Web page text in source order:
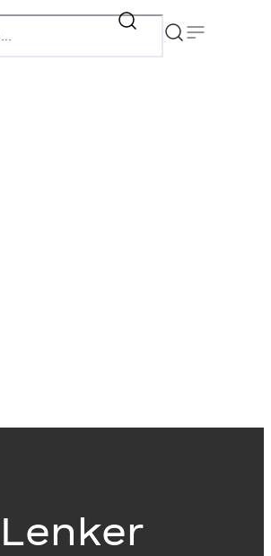
Lenker